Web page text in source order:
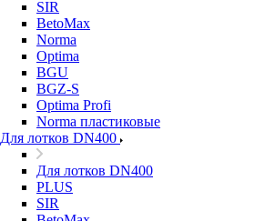
SIR
BetoMax
Norma
Optima
BGU
BGZ-S
Optima Profi
Norma пластиковые
Для лотков DN400
Для лотков DN400
PLUS
SIR